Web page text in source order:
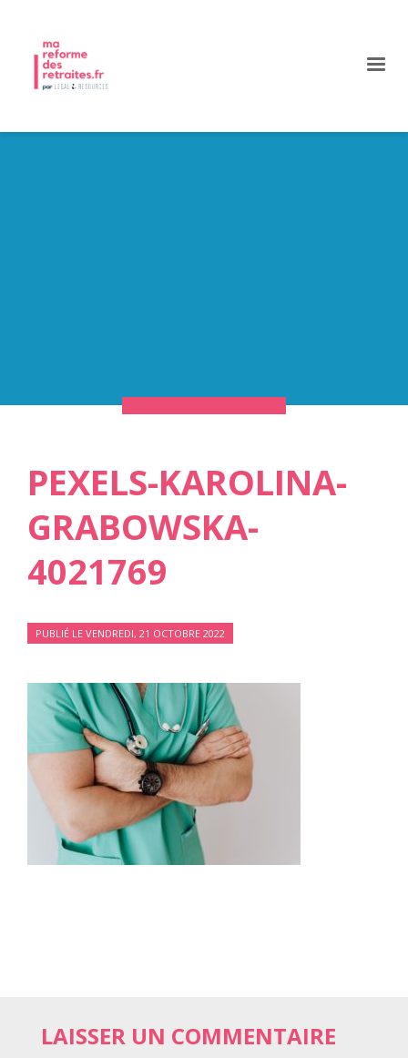
PEXELS-KAROLINA-
GRABOWSKA-
4021769
PUBLIÉ LE VENDREDI, 21 OCTOBRE 2022
LAISSER UN COMMENTAIRE